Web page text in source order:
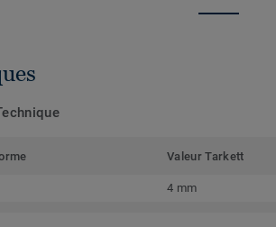
Valeur Tarkett
4 mm